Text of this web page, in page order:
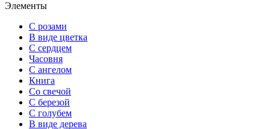
Элементы
С розами
В виде цветка
С сердцем
Часовня
С ангелом
Книга
Со свечой
С березой
С голубем
В виде дерева